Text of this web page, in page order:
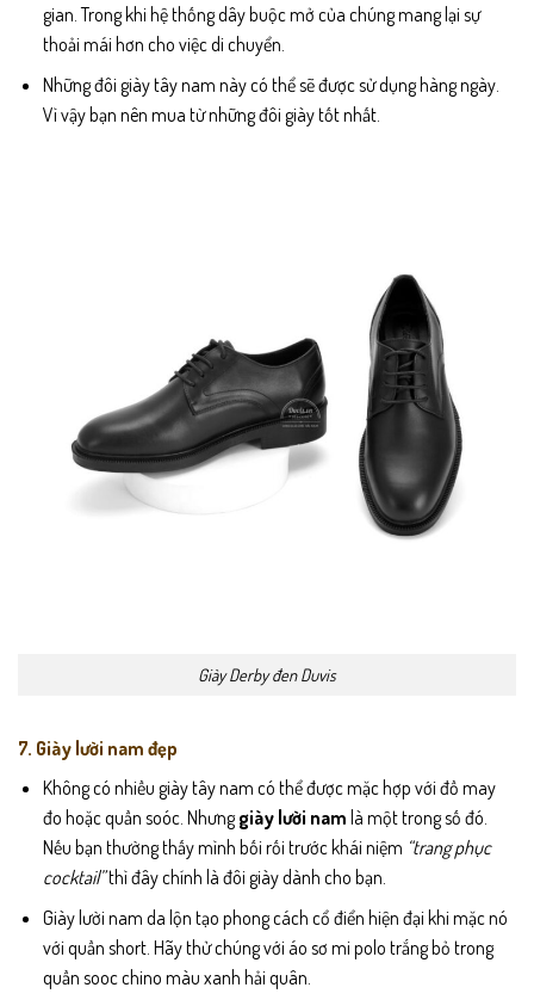
gian. Trong khi hệ thống dây buộc mở của chúng mang lại sự
thoải mái hơn cho việc di chuyển.
Những đôi giày tây nam này có thể sẽ được sử dụng hàng ngày.
Vì vậy bạn nên mua từ những đôi giày tốt nhất.
Giày Derby đen Duvis
7. Giày lười nam đẹp
Không có nhiều giày tây nam có thể được mặc hợp với đồ may
đo hoặc quần soóc. Nhưnggiày lười nam là một trong số đó.
Nếu bạn thường thấy mình bối rối trước khái niệm “trang phục
cocktail”thì đây chính là đôi giày dành cho bạn.
Giày lười nam da lộn tạo phong cách cổ điển hiện đại khi mặc nó
với quần short. Hãy thử chúng với áo sơ mi polo trắng bỏ trong
quần sooc chino màu xanh hải quân.